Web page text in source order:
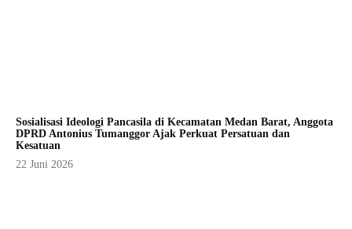
Sosialisasi Ideologi Pancasila di Kecamatan Medan Barat, Anggota
DPRD Antonius Tumanggor Ajak Perkuat Persatuan dan
Kesatuan
22 Juni 2026